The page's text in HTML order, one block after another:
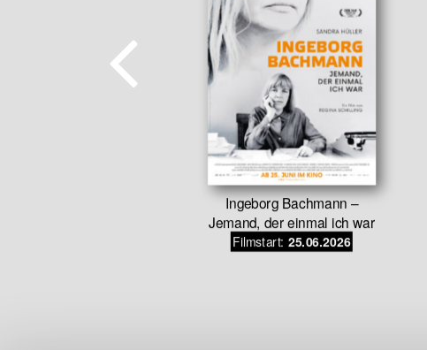
Ingeborg Bachmann –
Jemand, der einmal ich war
Filmstart:25.06.2026